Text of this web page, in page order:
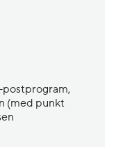
postprogram,
(med punkt